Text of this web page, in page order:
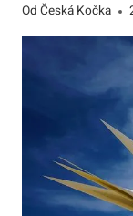
Od Česká Kočka